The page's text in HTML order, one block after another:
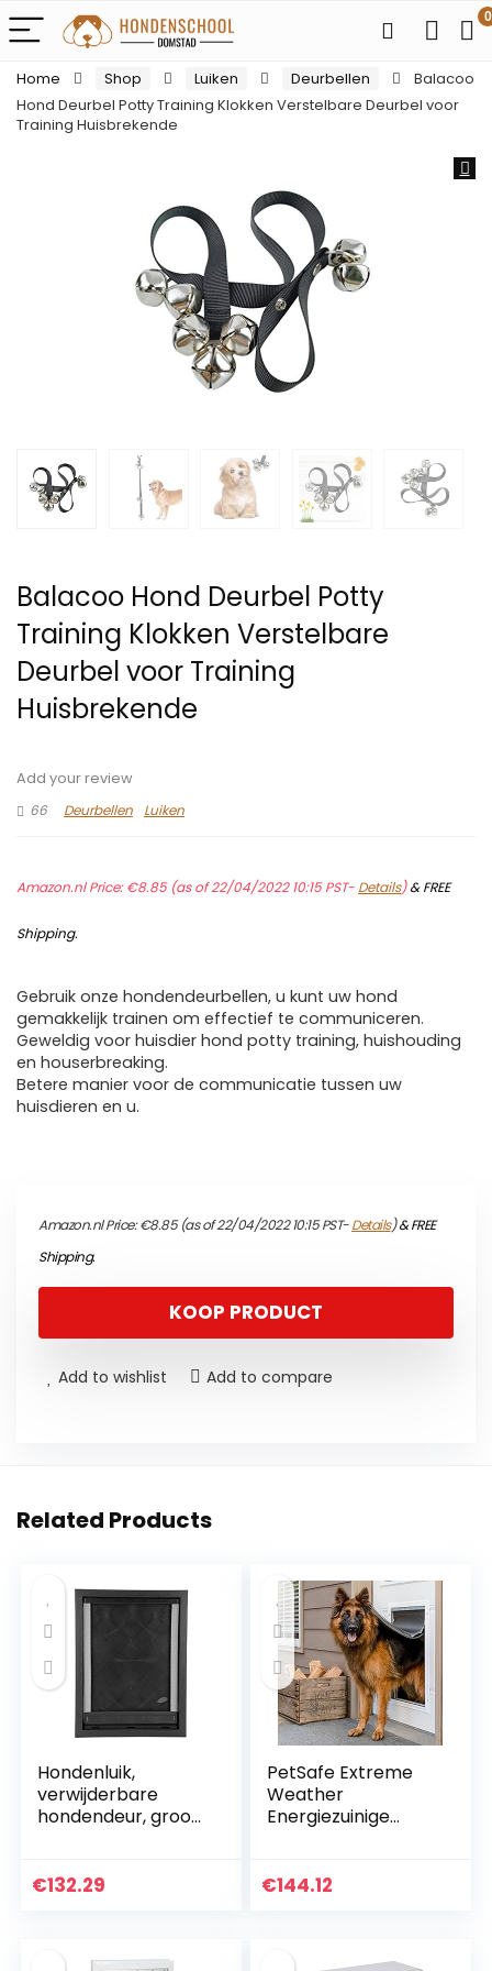
0
Home Shop Luiken Deurbellen
Balacoo
Hond Deurbel Potty Training Klokken Verstelbare Deurbel voor
Training Huisbrekende
Balacoo Hond Deurbel Potty
Training Klokken Verstelbare
Deurbel voor Training
Huisbrekende
Add your review
66
Deurbellen Luiken
Amazon.nl Price:€8.85(as of 22/04/2022 10:15 PST- Details)&FREE
Shipping.
Gebruik onze hondendeurbellen, u kunt uw hond
gemakkelijk trainen om effectief te communiceren.
Geweldig voor huisdier hond potty training, huishouding
en houserbreaking.
Betere manier voor de communicatie tussen uw
huisdieren en u.
Amazon.nl Price:€8.85(as of 22/04/2022 10:15 PST-Details)&FREE
Shipping.
KOOP PRODUCT
Add to wishlist Add to compare
Related Products
Hondenluik,
verwijderbare
hondendeur, groot
honden
€132.29
PetSafe Extreme
Weather
Energiezuinige
katten en honden,
€144.12